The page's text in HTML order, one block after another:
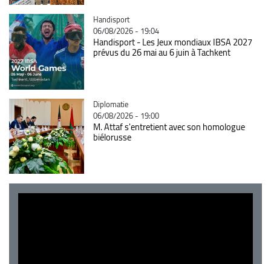
Catégorie
Handisport
06/08/2026 - 19:04
Handisport - Les Jeux mondiaux IBSA 2027
prévus du 26 mai au 6 juin à Tachkent
Catégorie
Diplomatie
06/08/2026 - 19:00
M. Attaf s'entretient avec son homologue
biélorusse